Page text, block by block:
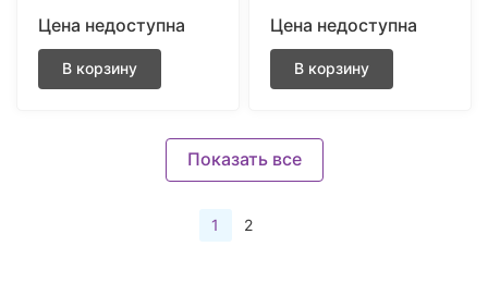
Цена недоступна
В корзину
Цена недоступна
В корзину
Показать все
1 2